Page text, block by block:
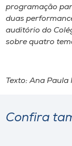
programação
duas
auditório do
sobre quatro
Texto: Ana Paula
Confira